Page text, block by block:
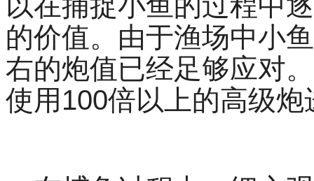
的价值。由于渔场中小
右的炮值已经足够应对
使用100倍以上的高级炮